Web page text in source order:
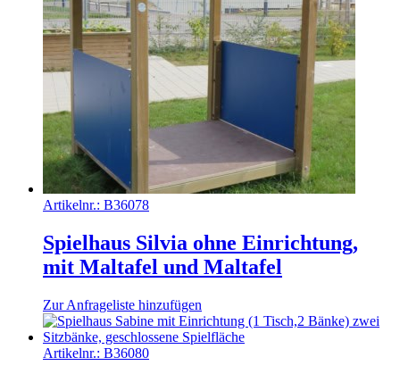
Artikelnr.: B36078
Spielhaus Silvia ohne Einrichtung,
mit Maltafel und Maltafel
Zur Anfrageliste hinzufügen
Artikelnr.: B36080